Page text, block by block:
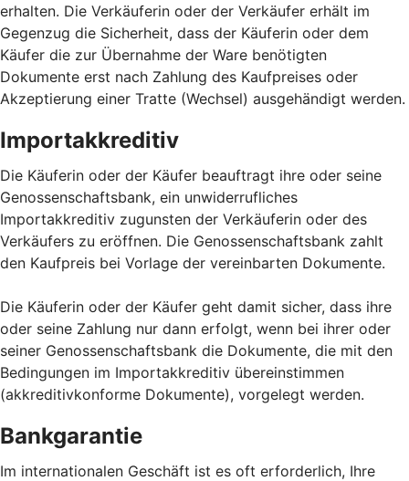
erhalten. Die Verkäuferin oder der Verkäufer erhält im
Gegenzug die Sicherheit, dass der Käuferin oder dem
Käufer die zur Übernahme der Ware benötigten
Dokumente erst nach Zahlung des Kaufpreises oder
Akzeptierung einer Tratte (Wechsel) ausgehändigt werden.
Importakkreditiv
Die Käuferin oder der Käufer beauftragt ihre oder seine
Genossenschaftsbank, ein unwiderrufliches
Importakkreditiv zugunsten der Verkäuferin oder des
Verkäufers zu eröffnen. Die Genossenschaftsbank zahlt
den Kaufpreis bei Vorlage der vereinbarten Dokumente.
Die Käuferin oder der Käufer geht damit sicher, dass ihre
oder seine Zahlung nur dann erfolgt, wenn bei ihrer oder
seiner Genossenschaftsbank die Dokumente, die mit den
Bedingungen im Importakkreditiv übereinstimmen
(akkreditivkonforme Dokumente), vorgelegt werden.
Bankgarantie
Im internationalen Geschäft ist es oft erforderlich, Ihre